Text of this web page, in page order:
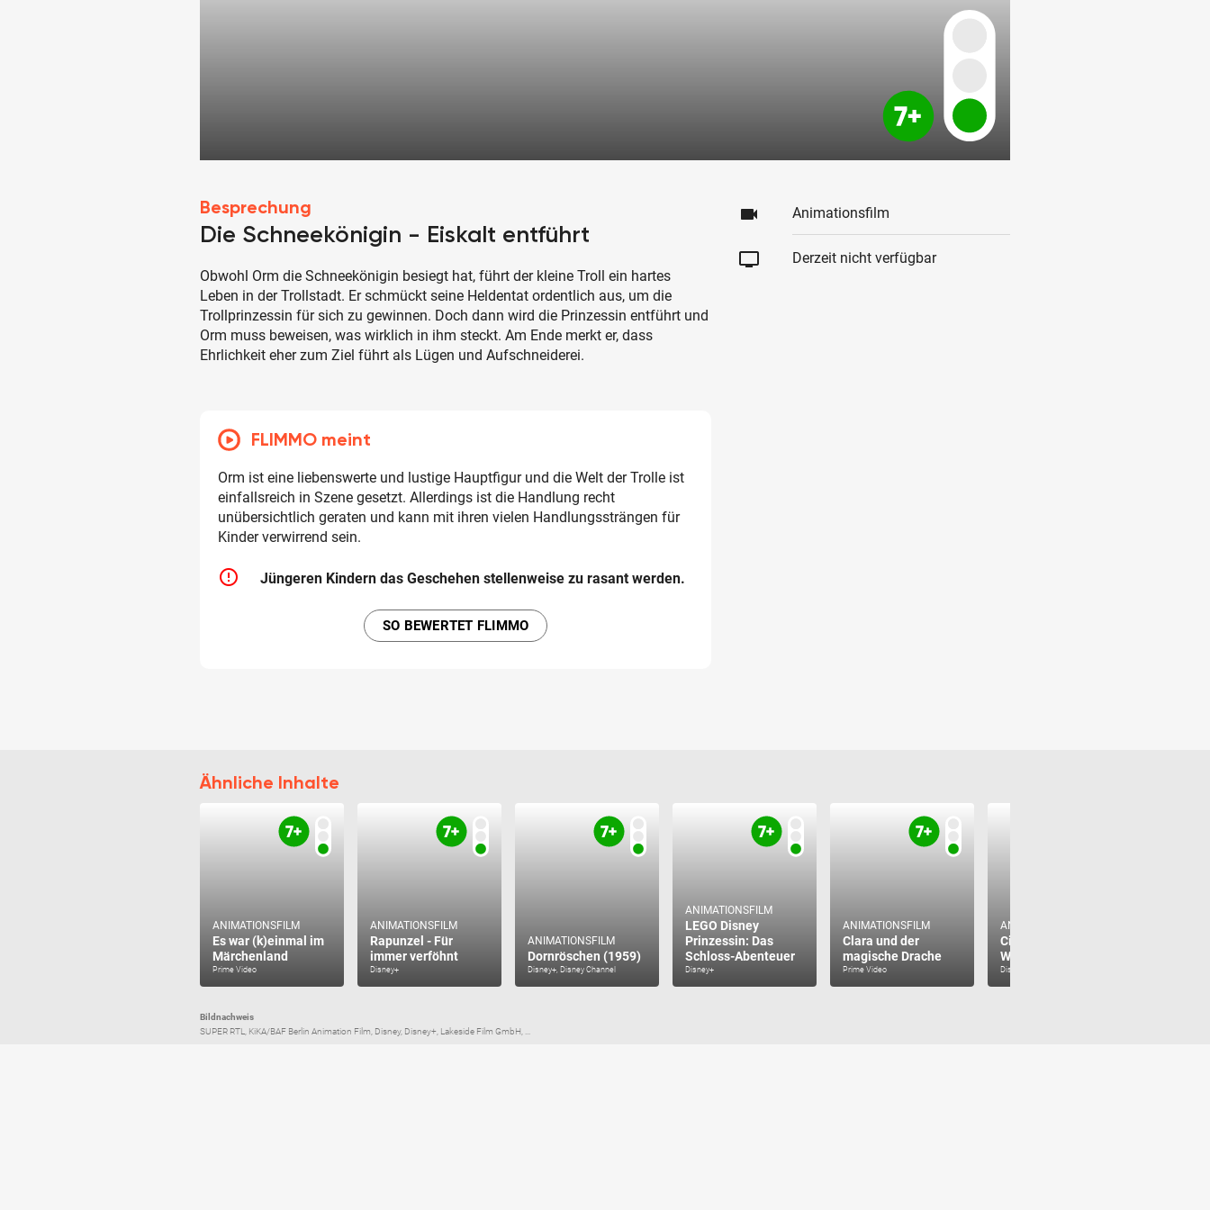
Besprechung
Die Schneekönigin - Eiskalt entführt
Obwohl Orm die Schneekönigin besiegt hat, führt der kleine Troll ein hartes
Leben in der Trollstadt. Er schmückt seine Heldentat ordentlich aus, um die
Trollprinzessin für sich zu gewinnen. Doch dann wird die Prinzessin entführt und
Orm muss beweisen, was wirklich in ihm steckt. Am Ende merkt er, dass
Ehrlichkeit eher zum Ziel führt als Lügen und Aufschneiderei.
FLIMMO meint
Orm ist eine liebenswerte und lustige Hauptfigur und die Welt der Trolle ist
einfallsreich in Szene gesetzt. Allerdings ist die Handlung recht
unübersichtlich geraten und kann mit ihren vielen Handlungssträngen für
Kinder verwirrend sein.
error_outline Jüngeren Kindern das Geschehen stellenweise zu rasant werden.
SO BEWERTET FLIMMO
videocam Animationsfilm
tv Derzeit nicht verfügbar
Ähnliche Inhalte
ANIMATIONSFILM
Es war (k)einmal im
Märchenland
Prime Video
ANIMATIONSFILM
Rapunzel - Für
immer verföhnt
Disney+
ANIMATIONSFILM
Dornröschen (1959)
Disney+, Disney Channel
ANIMATIONSFILM
LEGO Disney
Prinzessin: Das
Schloss-Abenteuer
Disney+
ANIMATIONSFILM
Clara und der
magische Drache
Prime Video
ANIMATIONSFILM
Cinderella III -
Wahre Liebe siegt
Disney+
Bildnachweis
SUPER RTL, KiKA/BAF Berlin Animation Film, Disney, Disney+, Lakeside Film GmbH, ...